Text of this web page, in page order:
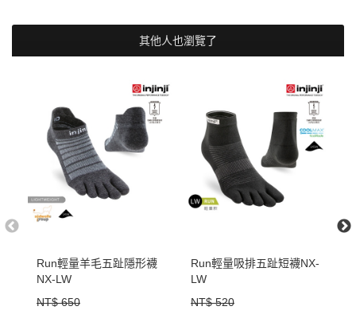
其他人也瀏覽了
Run輕量羊毛五趾隱形襪
NX-LW
NT$ 650
Run輕量吸排五趾短襪NX-
LW
NT$ 520